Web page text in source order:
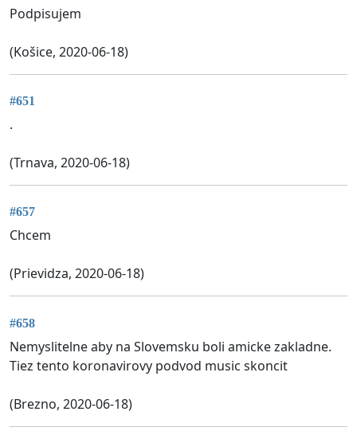
Podpisujem
(Košice, 2020-06-18)
#651
.
(Trnava, 2020-06-18)
#657
Chcem
(Prievidza, 2020-06-18)
#658
Nemyslitelne aby na Slovemsku boli amicke zakladne.
Tiez tento koronavirovy podvod music skoncit
(Brezno, 2020-06-18)